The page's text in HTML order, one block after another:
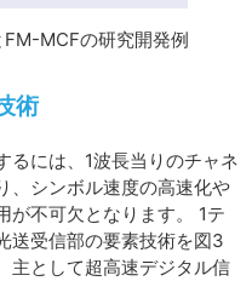
MCFの研究開発例
術
るには、1波長当りのチャネ
、シンボル速度の高速化や
が不可欠となります。 1テ
送受信部の要素技術を図3
主として超高速デジタル信